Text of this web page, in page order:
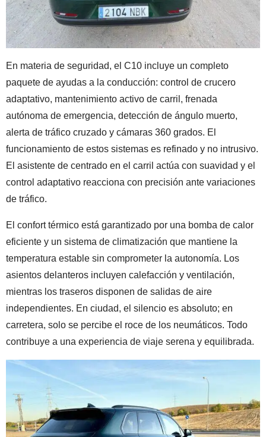
En materia de seguridad, el C10 incluye un completo
paquete de ayudas a la conducción: control de crucero
adaptativo, mantenimiento activo de carril, frenada
autónoma de emergencia, detección de ángulo muerto,
alerta de tráfico cruzado y cámaras 360 grados. El
funcionamiento de estos sistemas es refinado y no intrusivo.
El asistente de centrado en el carril actúa con suavidad y el
control adaptativo reacciona con precisión ante variaciones
de tráfico.
El confort térmico está garantizado por una bomba de calor
eficiente y un sistema de climatización que mantiene la
temperatura estable sin comprometer la autonomía. Los
asientos delanteros incluyen calefacción y ventilación,
mientras los traseros disponen de salidas de aire
independientes. En ciudad, el silencio es absoluto; en
carretera, solo se percibe el roce de los neumáticos. Todo
contribuye a una experiencia de viaje serena y equilibrada.